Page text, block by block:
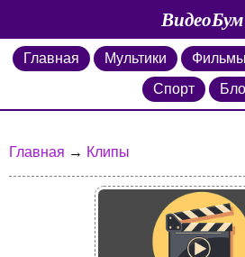
ВидеоБум
Главная Мультики Фильмы
Спорт
Главная → Клипы